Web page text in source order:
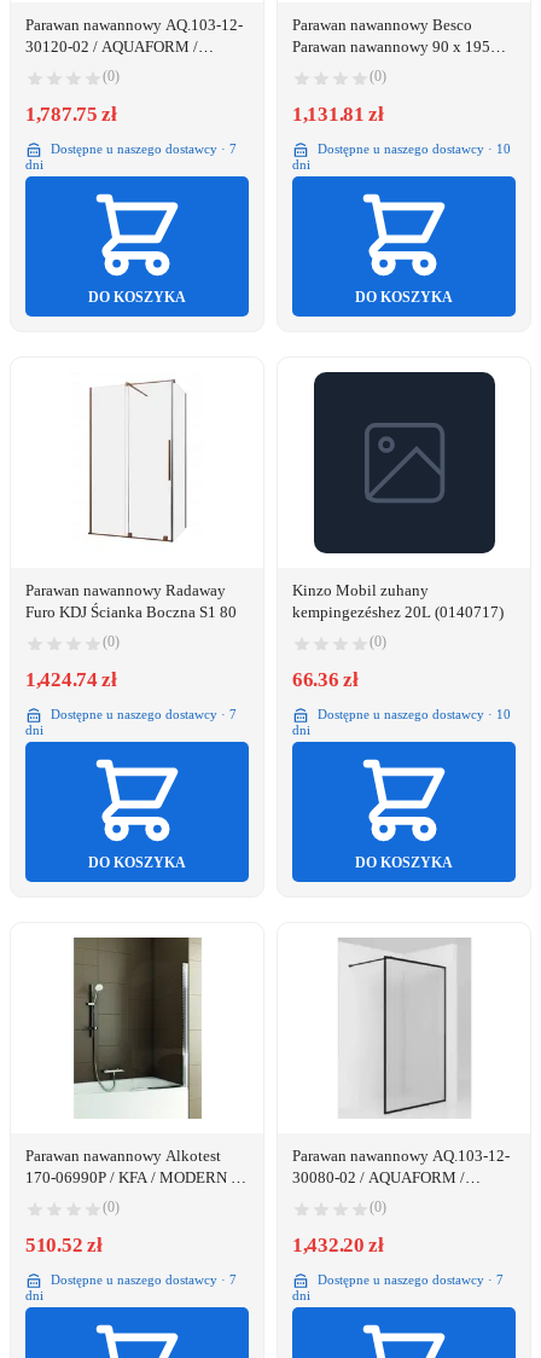
Parawan nawannowy AQ.103-12-
30120-02 / AQUAFORM /
TEINE-2 / ŚCIANKA WALK-IN
120/200, SZKŁO CZYSTE Z
CZARNĄ RAMKĄ /
(0)
1,787.75 zł
Dostępne u naszego dostawcy · 7
dni
DO KOSZYKA
Parawan nawannowy Besco
Parawan nawannowy 90 x 195
BESCO EN-90-195C ECO-N*
(0)
1,131.81 zł
Dostępne u naszego dostawcy · 10
dni
DO KOSZYKA
Parawan nawannowy Radaway
Furo KDJ Ścianka Boczna S1 80
(0)
1,424.74 zł
Dostępne u naszego dostawcy · 7
dni
DO KOSZYKA
Kinzo Mobil zuhany
kempingezéshez 20L (0140717)
(0)
66.36 zł
Dostępne u naszego dostawcy · 10
dni
DO KOSZYKA
Parawan nawannowy Alkotest
170-06990P / KFA / MODERN 1 /
PARAWAN 1 -ELEMENTOWY
CHROM OPTIC SZKŁO
BEZPIECZNE 670-680MM /
(0)
510.52 zł
Dostępne u naszego dostawcy · 7
dni
Parawan nawannowy AQ.103-12-
30080-02 / AQUAFORM /
TEINE-2 / ŚCIANKA WALK-IN
80/200, SZKŁO CZYSTE Z
CZARNĄ RAMKĄ /
(0)
1,432.20 zł
Dostępne u naszego dostawcy · 7
dni